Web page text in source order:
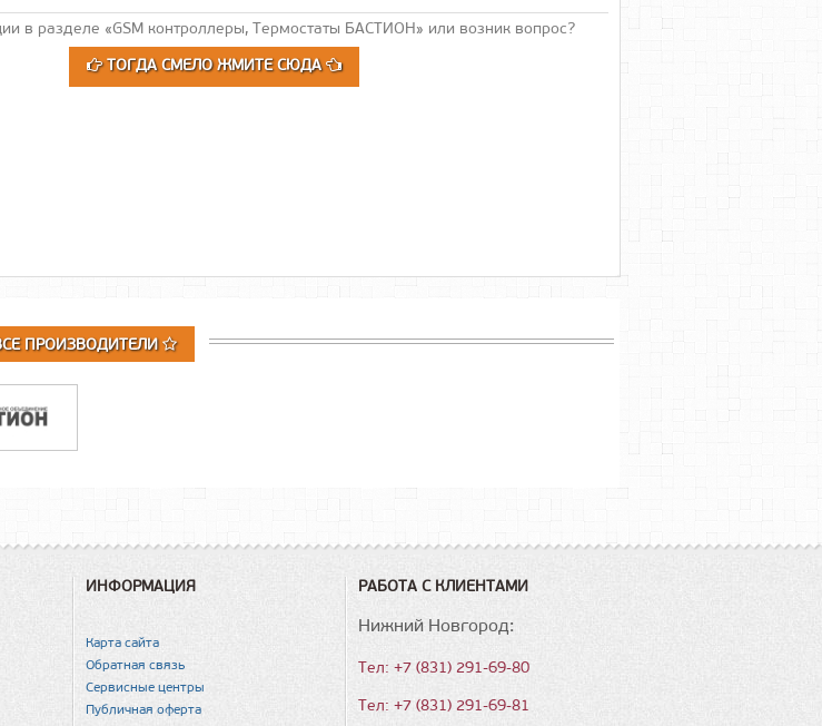
в разделе «GSM контроллеры, Термостаты БАСТИОН» или возник вопрос?
ТОГДА СМЕЛО ЖМИТЕ СЮДА
ПРОИЗВОДИТЕЛИ
ИНФОРМАЦИЯ
Карта сайта
Обратная связь
Сервисные центры
Публичная оферта
РАБОТА С КЛИЕНТАМИ
Нижний Новгород:
Тел: +7 (831) 291-69-80
Тел: +7 (831) 291-69-81